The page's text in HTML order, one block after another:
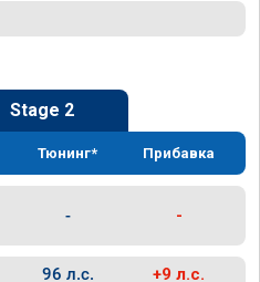
Stage 2
Тюнинг* Прибавка
- -
96 л.с. +9 л.с.